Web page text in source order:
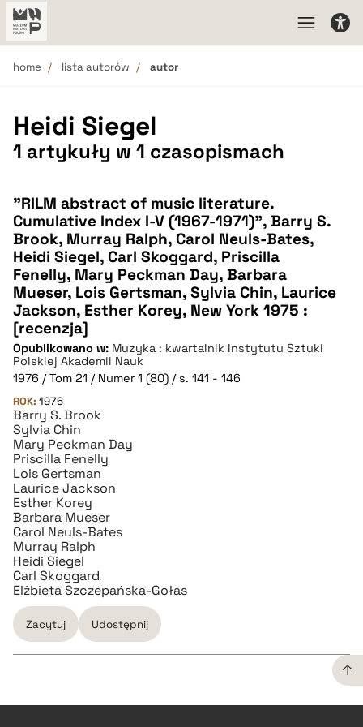
home lista autorów autor
Heidi Siegel
1 artykuły w 1 czasopismach
"RILM abstract of music literature.
Cumulative Index I-V (1967-1971)", Barry S.
Brook, Murray Ralph, Carol Neuls-Bates,
Heidi Siegel, Carl Skoggard, Priscilla
Fenelly, Mary Peckman Day, Barbara
Mueser, Lois Gertsman, Sylvia Chin, Laurice
Jackson, Esther Korey, New York 1975 :
[recenzja]
Opublikowano w: Muzyka : kwartalnik Instytutu Sztuki
Polskiej Akademii Nauk
1976 / Tom 21 / Numer 1 (80) / s. 141 - 146
ROK: 1976
Barry S. Brook
Sylvia Chin
Mary Peckman Day
Priscilla Fenelly
Lois Gertsman
Laurice Jackson
Esther Korey
Barbara Mueser
Carol Neuls-Bates
Murray Ralph
Heidi Siegel
Carl Skoggard
Elżbieta Szczepańska-Gołas
Zacytuj Udostępnij
CZYSTY TEKST